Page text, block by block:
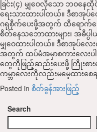
ခြင်း(၄) မျှဝေလိုသော ဘဝနေထို
ရေးသားထားပါတယ်။ ဒီစာအု
ဂရုစိုက်ပေးဖို့အတွက် ထိရောက်သ
စိတ်နေသဘောထားများ၊ အဓိပ္
မျှဝေထားပါတယ်။ ဒီစာအုပ်လ
အတွက် ထပ်မံအမှာစကားလေး
တွေကိုဖြည့်ဆည်းပေးဖို့ ကြိုးစ
ကမ္ဘာလေးကိုလည်းမမေ့ထားစေ
Posted in စိတ်ခွန်အားဖြည့်
Search